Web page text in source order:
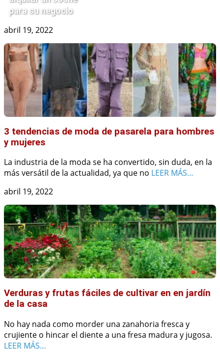
para su negocio
abril 19, 2022
3 tendencias de moda de pasarela para hombres
y mujeres
La industria de la moda se ha convertido, sin duda, en la
más versátil de la actualidad, ya que no LEER MÁS…
abril 19, 2022
Verduras y frutas fáciles de cultivar en en jardín
de la casa
No hay nada como morder una zanahoria fresca y
crujiente o hincar el diente a una fresa madura y jugosa.
LEER MÁS…